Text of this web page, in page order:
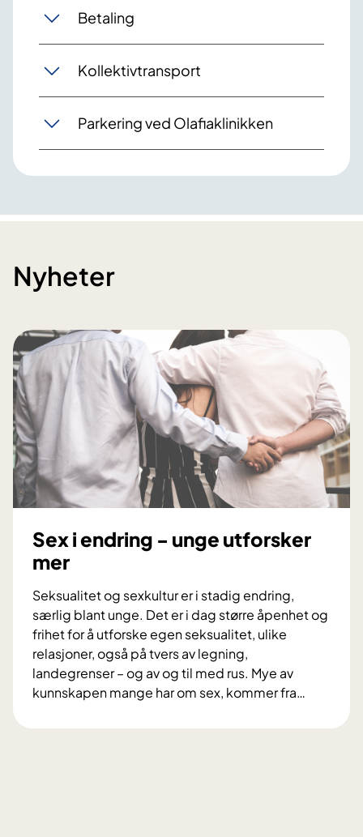
Betaling
Kollektivtransport
Parkering ved Olafiaklinikken
Nyheter
Sex i endring - unge utforsker
mer
Seksualitet og sexkultur er i stadig endring,
særlig blant unge. Det er i dag større åpenhet og
frihet for å utforske egen seksualitet, ulike
relasjoner, også på tvers av legning,
landegrenser – og av og til med rus. Mye av
kunnskapen mange har om sex, kommer fra…
e